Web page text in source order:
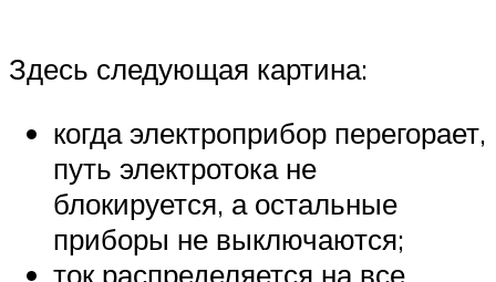
Здесь следующая картина:
когда электроприбор перегорает,
путь электротока не
блокируется, а остальные
приборы не выключаются;
ток распределяется на все